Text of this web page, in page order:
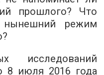
прошлого? Что
нынешний режим
исследований
8 июля 2016 года